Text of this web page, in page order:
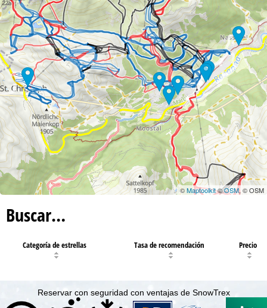
©Maptoolkit©OSM, © OSM
Buscar…
Categoría de estrellas Tasa de recomendación Precio
Reservar con seguridad con ventajas de SnowTrex